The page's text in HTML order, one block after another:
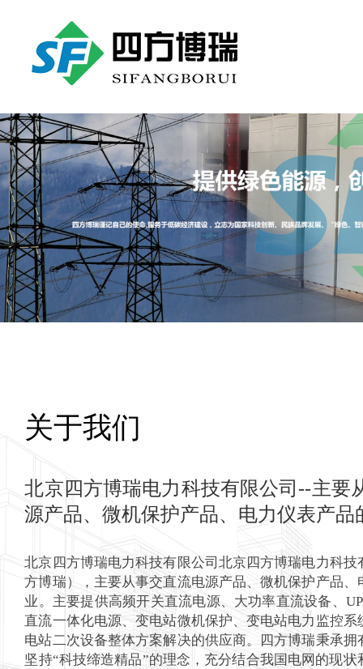
四方博瑞
了解更多>
关于我们
北京四方博瑞电力科技有限公司--主要
源产品、微机保护产品、电力仪表产品
北京四方博瑞电力科技有限公司北京四方博瑞电力科技
方博瑞），主要从事交直流电源产品、微机保护产品、
业。主要提供高频开关直流电源、大功率直流设备、
直流一体化电源、变电站微机保护、变电站电力监控系
电站二次设备整体方案解决的供应商。四方博瑞秉承拥
坚持“科技缔造精品”的理念，充分结合我国电网的现状